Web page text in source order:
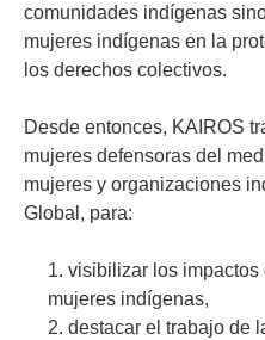
comunidades indígenas
mujeres indígenas en la
los derechos colectivos.
Desde entonces, KAIROS
mujeres defensoras del
mujeres y organizaciones
Global, para:
visibilizar los
mujeres indígenas,
destacar el trabajo de